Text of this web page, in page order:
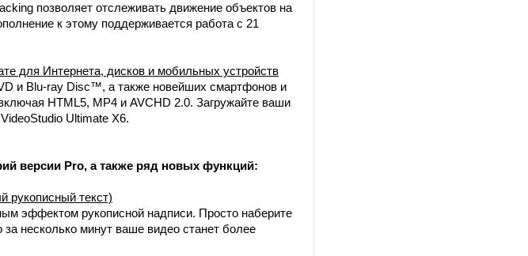
позволяет отслеживать движение объектов на
к этому поддерживается работа с 21
для Интернета, дисков и мобильных устройств
и Blu-ray Disc™, а также новейших смартфонов и
HTML5, MP4 и AVCHD 2.0. Загружайте ваши
Ultimate X6.
версии Pro, а также ряд новых функций:
рукописный текст)
эффектом рукописной надписи. Просто наберите
несколько минут ваше видео станет более